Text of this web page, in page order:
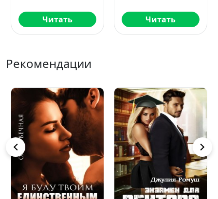
Читать Читать
Рекомендации